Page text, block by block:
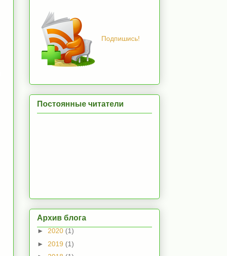
Подпишись!
Постоянные читатели
Архив блога
► 2020 (1)
► 2019 (1)